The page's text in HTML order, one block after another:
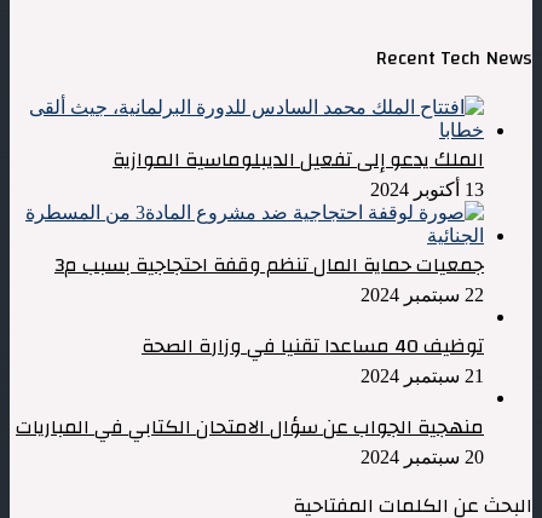
Recent Tech News
الملك يدعو إلى تفعيل الديبلوماسية الموازية
13 أكتوبر 2024
جمعيات حماية المال تنظم وقفة احتجاجية بسبب م3
22 سبتمبر 2024
توظيف 40 مساعدا تقنيا في وزارة الصحة
21 سبتمبر 2024
منهجية الجواب عن سؤال الامتحان الكتابي في المباريات
20 سبتمبر 2024
البحث عن الكلمات المفتاحية